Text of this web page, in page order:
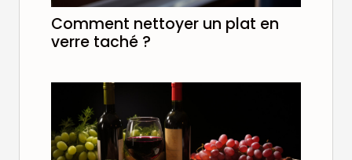
Comment nettoyer un plat en
verre taché ?